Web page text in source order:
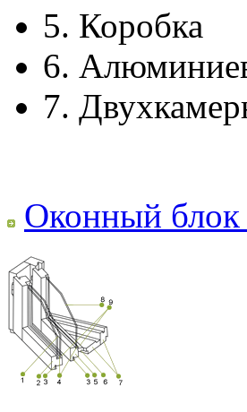
5. Коробка
6.
7.
Оконный